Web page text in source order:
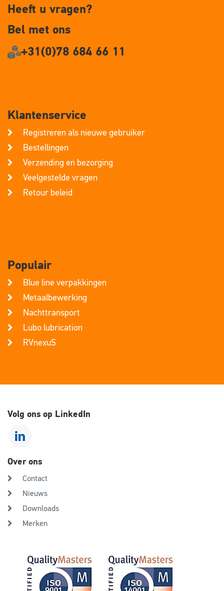
Heeft u vragen?
Bel met ons
+31(0)78 684 66 11
Klantenservice
Registreren als nieuwe gebruiker
Bestellingen
Verzending en bezorging
Veelgestelde vragen
Retour beleid
Populair
Blue line verpakkingen
Metaalbewerking
Nachttransport
Lubo lubrication
RVnexuS
Volg ons op LinkedIn
Over ons
Contact
Nieuws
Downloads
Merken